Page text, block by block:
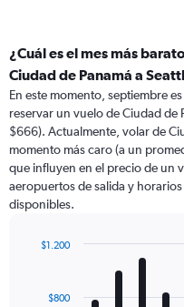
¿Cuál es el mes más
Ciudad de Panamá a
En este momento, septiembre
reservar un vuelo de Ciudad de
$666). Actualmente, volar de
momento más caro (a un
que influyen en el precio de un
aeropuertos de salida y
disponibles.
with
$800
$1.200